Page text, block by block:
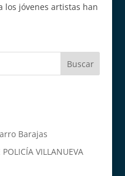
los jóvenes artistas han
Barajas
VILLANUEVA